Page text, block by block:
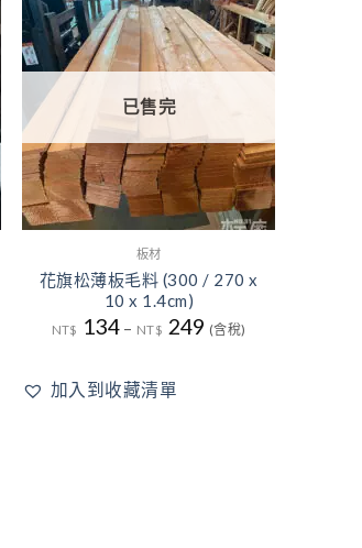
加入
到收
藏清
單
已售完
板材
花旗松薄板毛料 (300 / 270 x
10 x 1.4cm)
NT$ 134– NT$ 249 (含稅)
加入到收藏清單